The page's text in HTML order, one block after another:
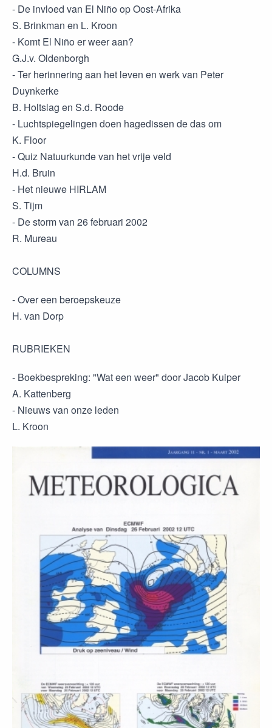
- De invloed van El Niño op Oost-Afrika
S. Brinkman en L. Kroon
- Komt El Niño er weer aan?
G.J.v. Oldenborgh
- Ter herinnering aan het leven en werk van Peter
Duynkerke
B. Holtslag en S.d. Roode
- Luchtspiegelingen doen hagedissen de das om
K. Floor
- Quiz Natuurkunde van het vrije veld
H.d. Bruin
- Het nieuwe HIRLAM
S. Tijm
- De storm van 26 februari 2002
R. Mureau
COLUMNS
- Over een beroepskeuze
H. van Dorp
RUBRIEKEN
- Boekbespreking: "Wat een weer" door Jacob Kuiper
A. Kattenberg
- Nieuws van onze leden
L. Kroon